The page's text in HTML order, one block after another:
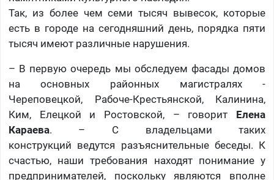
Так, из более чем семи тысяч вывесок, которые
есть в городе на сегодняшний день, порядка пяти
тысяч имеют различные нарушения.
– В первую очередь мы обследуем фасады домов
на основных районных магистралях -
Череповецкой, Рабоче-Крестьянской, Калинина,
Ким, Елецкой и Ростовской, – говорит Елена
Караева. – С владельцами таких
конструкций ведутся разъяснительные беседы. К
счастью, наши требования находят понимание у
предпринимателей, поскольку являются вполне